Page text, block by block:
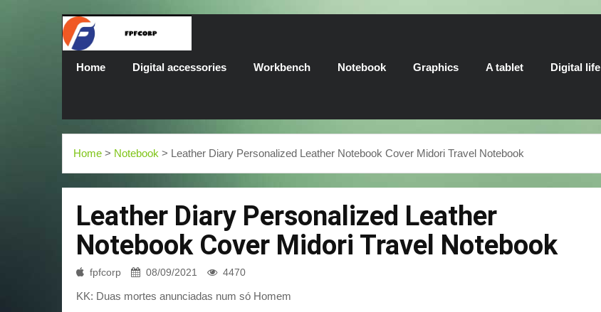
Home Digital accessories Workbench Notebook Graphics A tablet Digital life
Home > Notebook > Leather Diary Personalized Leather Notebook Cover Midori Travel Notebook
Leather Diary Personalized Leather
Notebook Cover Midori Travel Notebook
fpfcorp 08/09/2021 4470
KK: Duas mortes anunciadas num só Homem